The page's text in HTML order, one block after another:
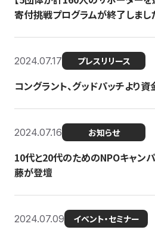
寄付挑戦プログラムが終了しまし
2024.07.17 プレスリリース
コングラント、グッドパッチより
2024.07.16 お知らせ
10代と20代のためのNPOキャン
藤が登壇
2024.07.09 イベント・セミナー